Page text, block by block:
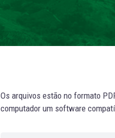
Os arquivos estão no formato
computador um software